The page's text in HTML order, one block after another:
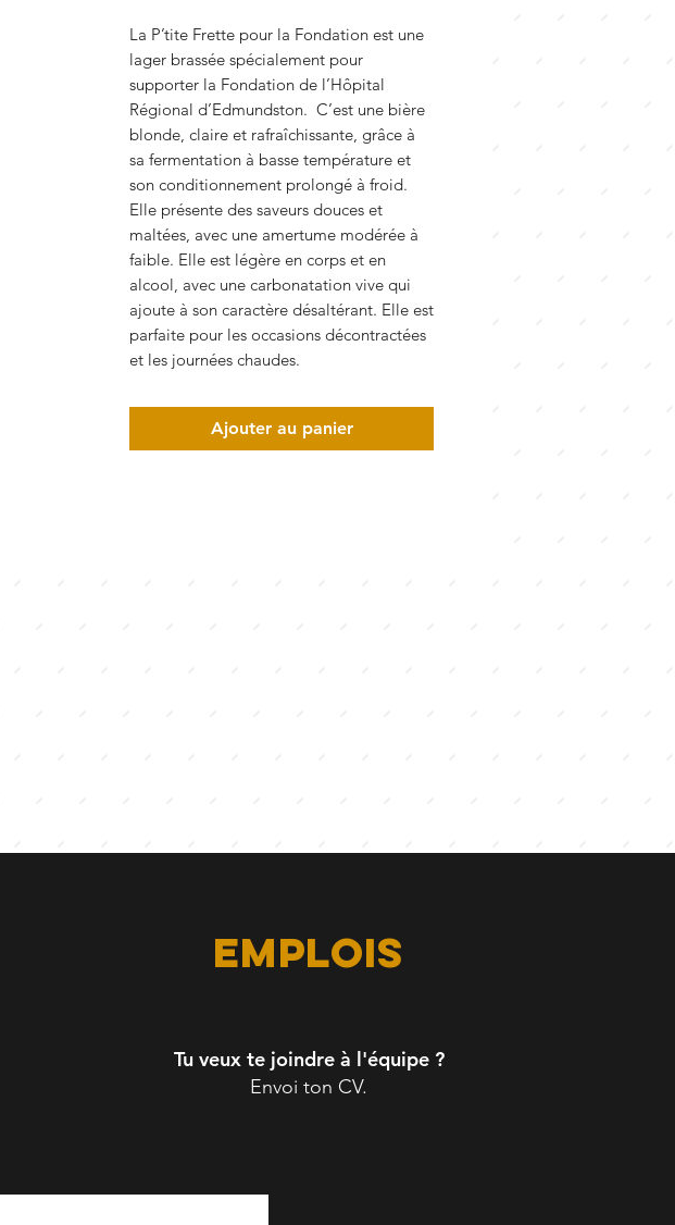
La P’tite Frette pour la Fondation est une
lager brassée spécialement pour
supporter la Fondation de l’Hôpital
Régional d’Edmundston. C’est une bière
blonde, claire et rafraîchissante, grâce à
sa fermentation à basse température et
son conditionnement prolongé à froid.
Elle présente des saveurs douces et
maltées, avec une amertume modérée à
faible. Elle est légère en corps et en
alcool, avec une carbonatation vive qui
ajoute à son caractère désaltérant. Elle est
parfaite pour les occasions décontractées
et les journées chaudes.
Ajouter au panier
emplois
Tu veux te joindre à l'équipe ?
Envoi ton CV.